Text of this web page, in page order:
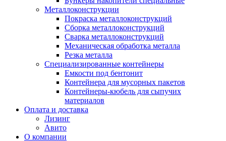
Металлоконструкции
Покраска металлоконструкций
Сборка металлоконструкций
Сварка металлоконструкций
Механическая обработка металла
Резка металла
Специализированные контейнеры
Емкости под бентонит
Контейнера для мусорных пакетов
Контейнеры-кюбель для сыпучих
материалов
Оплата и доставка
Лизинг
Авито
О компании